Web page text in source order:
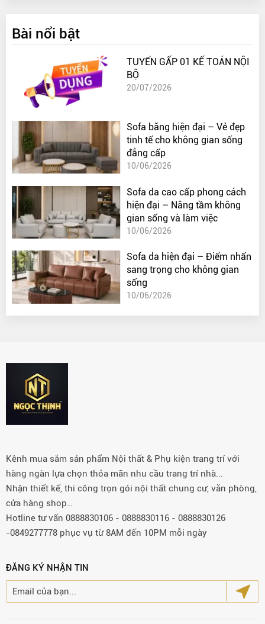
Bài nổi bật
TUYỂN GẤP 01 KẾ TOÁN NỘI
BỘ
20/07/2026
Sofa băng hiện đại – Vẻ đẹp
tinh tế cho không gian sống
đẳng cấp
10/06/2026
Sofa da cao cấp phong cách
hiện đại – Nâng tầm không
gian sống và làm việc
10/06/2026
Sofa da hiện đại – Điểm nhấn
sang trọng cho không gian
sống
10/06/2026
Kênh mua sắm sản phẩm Nội thất & Phụ kiện trang trí với
hàng ngàn lựa chọn thỏa mãn nhu cầu trang trí nhà...
Nhận thiết kế, thi công trọn gói nội thất chung cư, văn phòng,
cửa hàng shop…
Hotline tư vấn 0888830106 - 0888830116 - 0888830126
-0849277778 phục vụ từ 8AM đến 10PM mỗi ngày
ĐĂNG KÝ NHẬN TIN